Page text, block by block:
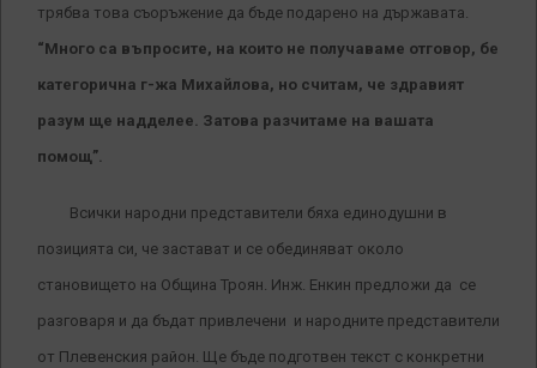
трябва това съоръжение да бъде подарено на държавата.
“Много са въпросите, на които не получаваме отговор, бе
категорична г-жа Михайлова, но считам, че здравият
разум ще надделее. Затова разчитаме на вашата
помощ”.
Всички народни представители бяха единодушни в
позицията си, че застават и се обединяват около
становището на Община Троян. Инж. Енкин предложи да се
разговаря и да бъдат привлечени и народните представители
от Плевенския район. Ще бъде подготвен текст с конкретни